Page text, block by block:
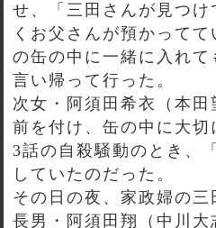
せ、「三田さんが見つけ
くお父さんが預かって
の缶の中に一緒に入れて
言い帰って行った。
次女・阿須田希衣（本田
前を付け、缶の中に大
3話の自殺騒動のとき、
していたのだった。
その日の夜、家政婦の
長男・阿須田翔（中川大